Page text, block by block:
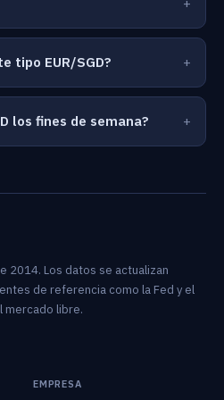
tipo EUR/SGD?
los fines de semana?
2014. Los datos se actualizan
de referencia como la Fed y el
mercado libre.
EMPRESA